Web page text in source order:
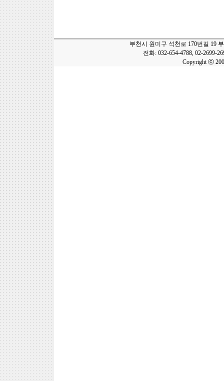
부천시 원미구 석천로 170번길 19
전화: 032-654-4788, 02-2699-
Copyright ⓒ